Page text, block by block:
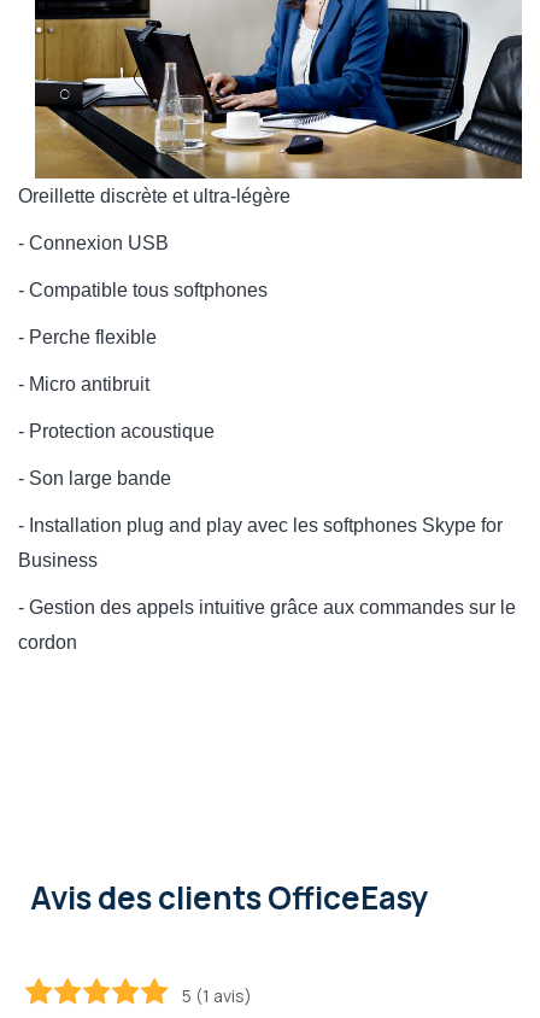
Oreillette discrète et ultra-légère
- Connexion USB
- Compatible tous softphones
- Perche flexible
- Micro antibruit
- Protection acoustique
- Son large bande
- Installation plug and play avec les softphones Skype for
Business
- Gestion des appels intuitive grâce aux commandes sur le
cordon
Avis des clients OfficeEasy
5 (1 avis)